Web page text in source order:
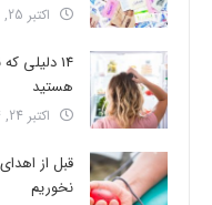
اکتبر 25, 2024
14
هستید
اکتبر 24, 2024
قبل از
نخوریم